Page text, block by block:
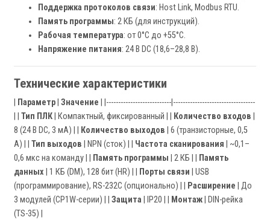
Поддержка протоколов связи: Host Link, Modbus RTU.
Память программы: 2 КБ (для инструкций).
Рабочая температура: от 0°C до +55°C.
Напряжение питания: 24 В DC (18,6–28,8 В).
Технические характеристики
Параметр Значение | |---------------------------|----------------------------------
Тип ПЛК | Компактный, фиксированный | | Количество входов
8 (24 В DC, 3 мА) | |
Количество выходов | 6 (транзисторные, 0,5
А) | | Тип выходов | NPN (сток) | | Частота сканирования | ~0,1–
0,6 мкс на команду | |
Память программы | 2 КБ | |
Память
данных | 1 КБ (DM), 128 бит (HR) | | Порты связи | USB
(программирование), RS-232C (опционально) | |
Расширение | До
3 модулей (CP1W-серии) | | Защита | IP20 | | Монтаж | DIN-рейка
(TS-35) |